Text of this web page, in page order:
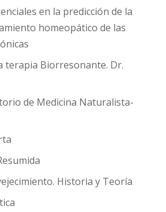
en la predicción de la
homeopático de las
terapia Biorresonante. Dr.
de Medicina Naturalista-
Historia y Teoría